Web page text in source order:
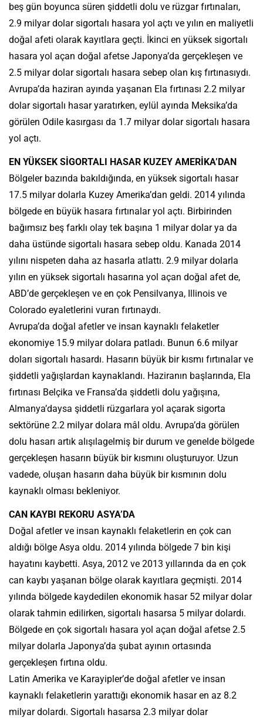
beş gün boyunca süren şiddetli dolu ve rüzgar fırtınaları,
2.9 milyar dolar sigortalı hasara yol açtı ve yılın en maliyetli
doğal afeti olarak kayıtlara geçti. İkinci en yüksek sigortalı
hasara yol açan doğal afetse Japonya’da gerçekleşen ve
2.5 milyar dolar sigortalı hasara sebep olan kış fırtınasıydı.
Avrupa’da haziran ayında yaşanan Ela fırtınası 2.2 milyar
dolar sigortalı hasar yaratırken, eylül ayında Meksika’da
görülen Odile kasırgası da 1.7 milyar dolar sigortalı hasara
yol açtı.
EN YÜKSEK SİGORTALI HASAR KUZEY AMERİKA’DAN
Bölgeler bazında bakıldığında, en yüksek sigortalı hasar
17.5 milyar dolarla Kuzey Amerika’dan geldi. 2014 yılında
bölgede en büyük hasara fırtınalar yol açtı. Birbirinden
bağımsız beş farklı olay tek başına 1 milyar dolar ya da
daha üstünde sigortalı hasara sebep oldu. Kanada 2014
yılını nispeten daha az hasarla atlattı. 2.9 milyar dolarla
yılın en yüksek sigortalı hasarına yol açan doğal afet de,
ABD’de gerçekleşen ve en çok Pensilvanya, Illinois ve
Colorado eyaletlerini vuran fırtınaydı.
Avrupa’da doğal afetler ve insan kaynaklı felaketler
ekonomiye 15.9 milyar dolara patladı. Bunun 6.6 milyar
doları sigortalı hasardı. Hasarın büyük bir kısmı fırtınalar ve
şiddetli yağışlardan kaynaklandı. Haziranın başlarında, Ela
fırtınası Belçika ve Fransa’da şiddetli dolu yağışına,
Almanya’daysa şiddetli rüzgarlara yol açarak sigorta
sektörüne 2.2 milyar dolara mâl oldu. Avrupa’da görülen
dolu hasarı artık alışılagelmiş bir durum ve genelde bölgede
gerçekleşen hasarın büyük bir kısmını oluşturuyor. Uzun
vadede, oluşan hasarın daha büyük bir kısmının dolu
kaynaklı olması bekleniyor.
CAN KAYBI REKORU ASYA’DA
Doğal afetler ve insan kaynaklı felaketlerin en çok can
aldığı bölge Asya oldu. 2014 yılında bölgede 7 bin kişi
hayatını kaybetti. Asya, 2012 ve 2013 yıllarında da en çok
can kaybı yaşanan bölge olarak kayıtlara geçmişti. 2014
yılında bölgede kaydedilen ekonomik hasar 52 milyar dolar
olarak tahmin edilirken, sigortalı hasarsa 5 milyar dolardı.
Bölgede en çok sigortalı hasara yol açan doğal afetse 2.5
milyar dolarla Japonya’da şubat ayının ortasında
gerçekleşen fırtına oldu.
Latin Amerika ve Karayipler’de doğal afetler ve insan
kaynaklı felaketlerin yarattığı ekonomik hasar en az 8.2
milyar dolardı. Sigortalı hasarsa 2.3 milyar dolar